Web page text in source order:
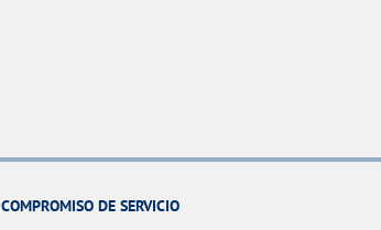
COMPROMISO DE SERVICIO